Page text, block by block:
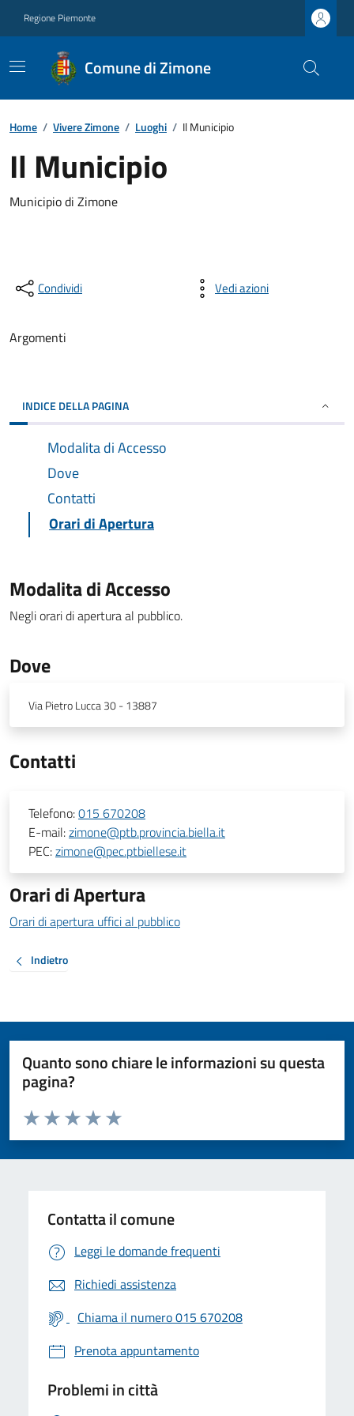
Regione Piemonte
Comune di Zimone
Home / Vivere Zimone / Luoghi / Il Municipio
Il Municipio
Municipio di Zimone
Condividi Vedi azioni
Argomenti
INDICE DELLA PAGINA
Modalita di Accesso
Dove
Contatti
Orari di Apertura
Modalita di Accesso
Negli orari di apertura al pubblico.
Dove
Via Pietro Lucca 30 - 13887
Contatti
Telefono:015 670208
E-mail:zimone@ptb.provincia.biella.it
PEC:zimone@pec.ptbiellese.it
Orari di Apertura
Orari di apertura uffici al pubblico
Indietro
Quanto sono chiare le informazioni su questa
pagina?
Valuta da 1 a 5 stelle la pagina
Valuta 5 stelle su 5
Valuta 4 stelle su 5
Valuta 3 stelle su 5
Valuta 2 stelle su 5
Valuta 1 stelle su 5
Contatta il comune
Leggi le domande frequenti
Richiedi assistenza
Chiama il numero 015 670208
Prenota appuntamento
Problemi in città